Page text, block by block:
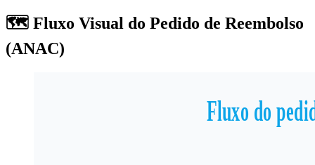
🗺️ Fluxo Visual do Pedido de Reembolso
(ANAC)